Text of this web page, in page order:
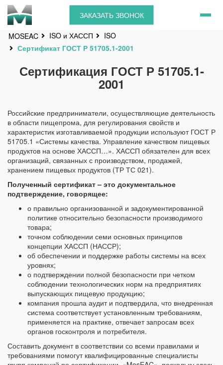
ЗАКАЗАТЬ ЗВОНОК
MOSEAC ISO и ХАССП
ISO
Сертификат ГОСТ Р 51705.1-2001
Сертификация ГОСТ Р 51705.1-
2001
Российские предприниматели, осуществляющие деятельность
в области пищепрома, для регулирования свойств и
характеристик изготавливаемой продукции используют ГОСТ Р
51705.1 «Системы качества. Управление качеством пищевых
продуктов на основе ХАССП…». ХАССП обязателен для всех
организаций, связанных с производством, продажей,
хранением пищевых продуктов (ТР ТС 021).
Полученный сертификат – это документальное
подтверждение, говорящее:
о правильно организованной и задокументированной
политике относительно безопасности производимого
товара;
точном соблюдении семи основных принципов
концепции ХАССП (НАССР);
об обеспечении и поддержке работы системы на всех
уровнях;
о подтверждении полной безопасности при четком
соблюдении технологических норм на предприятиях
выпускающих пищевую продукцию;
компания прошла аудит и подтвердила, что внедренная
система соответствует установленным требованиям,
применяется на практике, отвечает запросам всех
органов госконтроля и потребителя.
Составить документ в соответствии со всеми правилами и
требованиями помогут квалифицированные специалисты